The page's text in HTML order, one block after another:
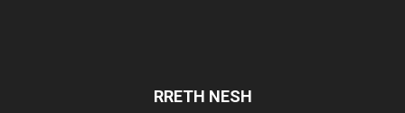
RRETH NESH